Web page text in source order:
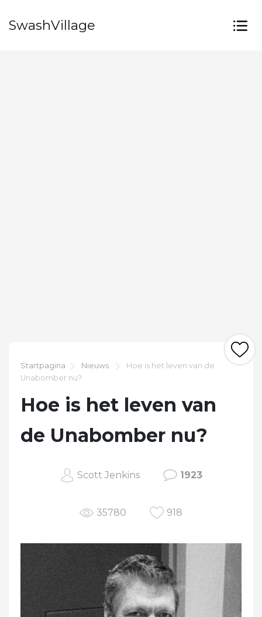
SwashVillage
Startpagina Nieuws
Hoe is het leven van de
Unabomber nu?
Hoe is het leven van
de Unabomber nu?
Scott Jenkins 1923
35780 918